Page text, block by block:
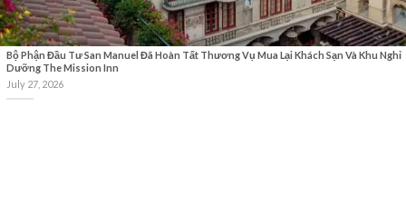
Bộ Phận Đầu Tư San Manuel Đã Hoàn Tất Thương Vụ Mua Lại Khách Sạn Và Khu Nghỉ
Dưỡng The Mission Inn
July 27, 2026